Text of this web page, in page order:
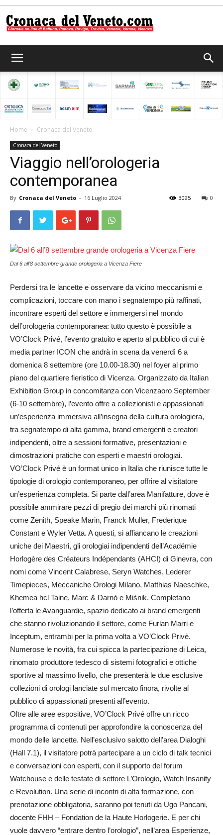
del
Home Cronaca del Veneto
Cronaca del Veneto
Viaggio nell’orologeria
contemporanea
By Cronaca del Veneto - 16 Luglio 2024 0
3095
Dal 6 all’8 settembre grande orologeria a Vicenza Fiere
Perdersi tra le lancette e osservare da vicino meccanismi e
complicazioni, toccare con mano i segnatempo più raffinati,
incontrare esperti del settore e immergersi nel mondo
dell’orologeria contemporanea: tutto questo è possibile a
VO’Clock Privé, l’evento gratuito e aperto al pubblico di cui è
media partner ICON che andrà in scena da venerdì 6 a
domenica 8 settembre (ore 10.00-18.30) nel foyer al primo
piano del quartiere fieristico di Vicenza. Organizzato da Italian
Exhibition Group in concomitanza con Vicenzaoro September
(6-10 settembre), l’evento offre a collezionisti e appassionati
un’esperienza immersiva all’insegna della cultura orologiera,
tra segnatempo di alta gamma, brand emergenti e creatori
indipendenti, oltre a sessioni formative, presentazioni e
dimostrazioni pratiche con esperti e maestri orologiai.
VO’Clock Privé è un format unico in Italia che riunisce tutte le
tipologie di orologio contemporaneo, per offrire al visitatore
un’esperienza completa. Si parte dall’area Manifatture, dove è
possibile ammirare pezzi di pregio dei marchi più rinomati
come Zenith, Speake Marin, Franck Muller, Frederique
Constant e Wyler Vetta. A questi, si affiancano le creazioni
uniche dei Maestri, gli orologiai indipendenti dell’Académie
Horlogère des Créateurs Indépendants (AHCI) di Ginevra, con
nomi come Vincent Calabrese, Seryn Watches, Lederer
Timepieces, Meccaniche Orologi Milano, Matthias Naeschke,
Khemea hcl Taine, Marc & Darnò e Miśnik. Completano
l’offerta le Avanguardie, spazio dedicato ai brand emergenti
che stanno rivoluzionando il settore, come Furlan Marri e
Inceptum, entrambi per la prima volta a VO’Clock Privè.
Numerose le novità, fra cui spicca la partecipazione di Leica,
rinomato produttore tedesco di sistemi fotografici e ottiche
sportive al massimo livello, che presenterà le due esclusive
collezioni di orologi lanciate sul mercato finora, rivolte al
pubblico di appassionati presenti all’evento.
Oltre alle aree espositive, VO’Clock Privé offre un ricco
programma di contenuti per approfondire la conoscenza del
mondo delle lancette. Nell’esclusivo salotto dell’area Dialoghi
(Hall 7.1), il visitatore potrà partecipare a un ciclo di talk tecnici
e conversazioni con esperti, con il supporto del forum
Watchouse e delle testate di settore L’Orologio, Watch Insanity
e Revolution. Una serie di incontri di alta formazione, con
prenotazione obbligatoria, saranno poi tenuti da Ugo Pancani,
docente FHH – Fondation de la Haute Horlogerie. E per chi
vuole davvero “entrare dentro l’orologio”, nell’area Esperienze,